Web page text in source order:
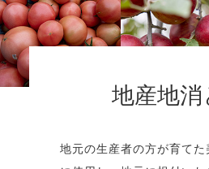
地産地消
地元の生産者の方が育て